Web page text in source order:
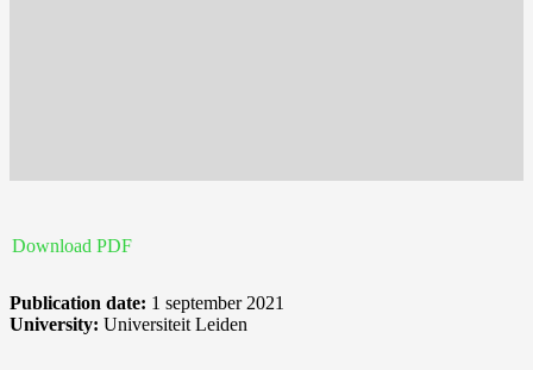
Download PDF
Publication date: 1 september 2021
University: Universiteit Leiden